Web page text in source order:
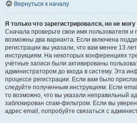
Вернуться к началу
Я только что зарегистрировался, но не могу
Сначала проверьте свои имя пользователя и
возможны два варианта. Если включена
регистрации вы указали, что вам менее 13
инструкциям. На некоторых конференциях
учётные записи были активированы
администратором до входа в систему. Эта
процессе регистрации. Если вам было
следуйте полученным инструкциям. Если
то возможно, что вы указали неправильный
заблокирован спам-фильтром. Если вы
адрес email, попробуйте связаться с